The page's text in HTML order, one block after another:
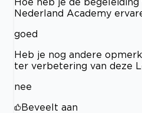
Nederland Academy
goed
Heb je nog andere
ter verbetering van deze
nee
Beveelt aan